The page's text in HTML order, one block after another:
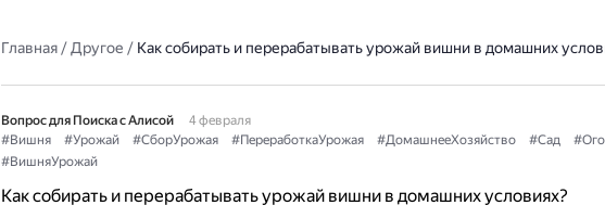
Главная/Другое / Как собирать и перерабатывать урожай вишни в домашних
Вопрос для Поиска с Алисой
4 февраля
#Вишня
#Урожай #СборУрожая #ПереработкаУрожая #ДомашнееХозяйство #Сад
#ВишняУрожай
Как собирать и перерабатывать урожай вишни в домашних условиях?